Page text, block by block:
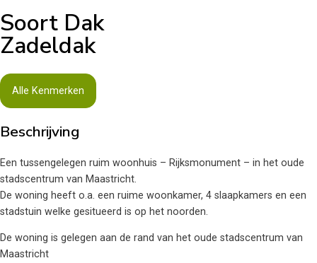
Soort Dak
Zadeldak
Alle Kenmerken
Beschrijving
Een tussengelegen ruim woonhuis – Rijksmonument – in het oude
stadscentrum van Maastricht.
De woning heeft o.a. een ruime woonkamer, 4 slaapkamers en een
stadstuin welke gesitueerd is op het noorden.
De woning is gelegen aan de rand van het oude stadscentrum van
Maastricht